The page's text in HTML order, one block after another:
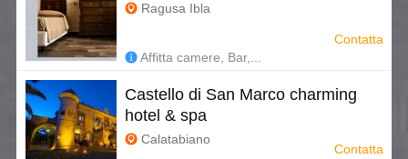
Ragusa Ibla
Affitta camere, Bar,...
Contatta
Castello di San Marco charming
hotel & spa
Calatabiano
Contatta